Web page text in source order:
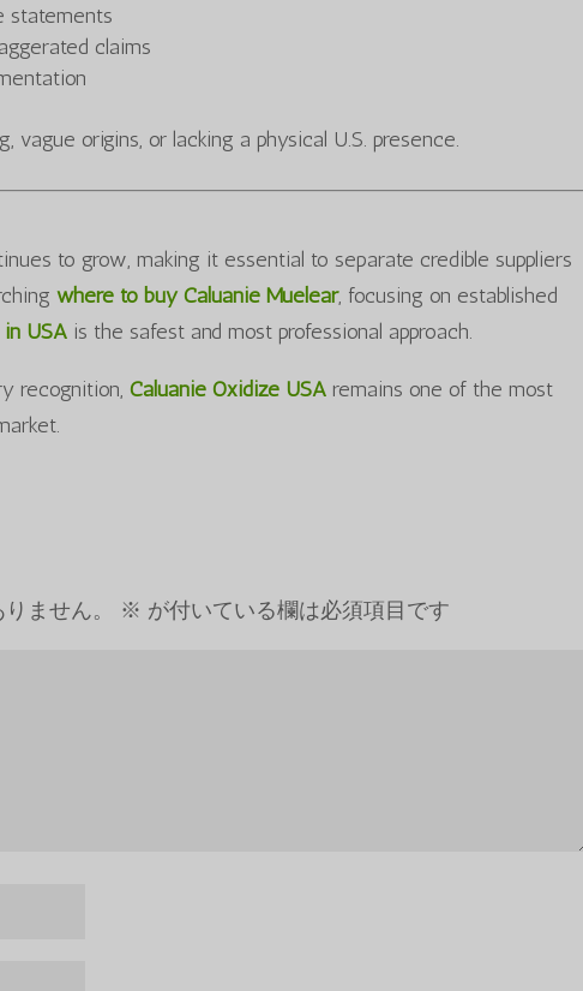
statements
claims
vague origins, or lacking a physical U.S. presence.
to grow, making it essential to separate credible suppliers
where to buy Caluanie Muelear, focusing on established
USA is the safest and most professional approach.
recognition,Caluanie Oxidize USA remains one of the most
ません。 ※ が付いている欄は必須項目です